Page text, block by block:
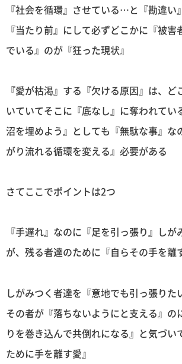
『社会を循環』させている…と『勘違い
『当たり前』にして必ずどこかに『被害
でいる』のが『狂った現状』
『愛が枯渇』する『欠ける原因』は、ど
いていてそこに『底なし』に奪われてい
沼を埋めよう』としても『無駄な事』な
がり流れる循環を変える』必要がある
さてここでポイントは2つ
『手遅れ』なのに『足を引っ張り』しが
が、残る者達のために『自らその手を離
しがみつく者達を『意地でも引っ張りた
その者が『落ちないようにと支える』の
りを巻き込んで共倒れになる』と気づい
ために手を離す愛』